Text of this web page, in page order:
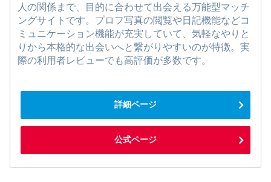
人の関係まで、目的に合わせて出会える万能型マッチ
ングサイトです。プロフ写真の閲覧や日記機能などコ
ミュニケーション機能が充実していて、気軽なやりと
りから本格的な出会いへと繋がりやすいのが特徴。実
際の利用者レビューでも高評価が多数です。
詳細ページ
公式ページ